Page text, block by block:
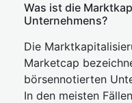
Was ist die
Unternehmens?
Die
Marketcap
börsennotierten
In den meisten